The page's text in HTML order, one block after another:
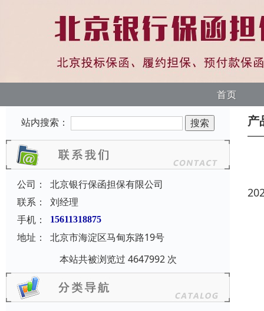
首页
站内搜索：
公司：
北京银行保函担保有限公司
联系：
刘经理
手机：
15611318875
地址：
北京市海淀区马甸东路19号
本站共被浏览过 4647992 次
产